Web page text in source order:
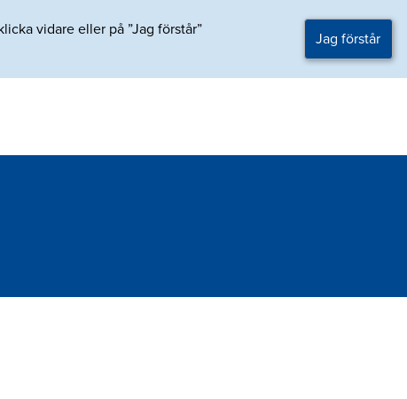
vidare eller på ”Jag förstår”
Jag förstår